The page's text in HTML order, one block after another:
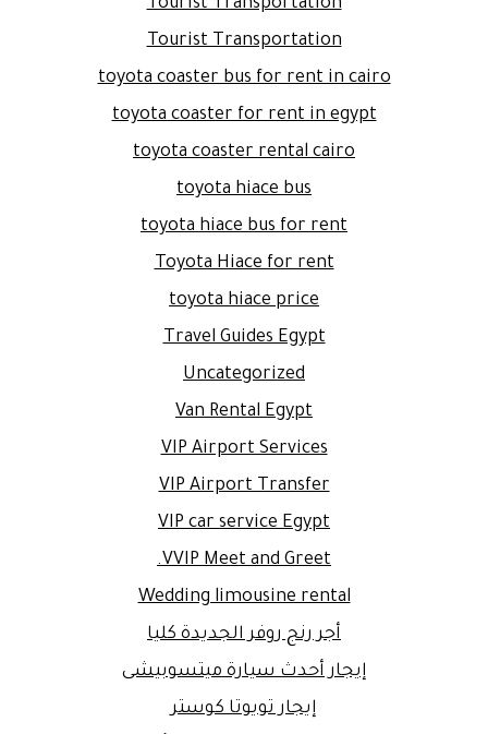
Tourist Transportation
Tourist Transportation
toyota coaster bus for rent in cairo
toyota coaster for rent in egypt
toyota coaster rental cairo
toyota hiace bus
toyota hiace bus for rent
Toyota Hiace for rent
toyota hiace price
Travel Guides Egypt
Uncategorized
Van Rental Egypt
VIP Airport Services
VIP Airport Transfer
VIP car service Egypt
VVIP Meet and Greet.
Wedding limousine rental
أجر رنج روفر الجديدة كليا
إيجار أحدث سيارة ميتسوبيشى
إيجار تويوتا كوستر